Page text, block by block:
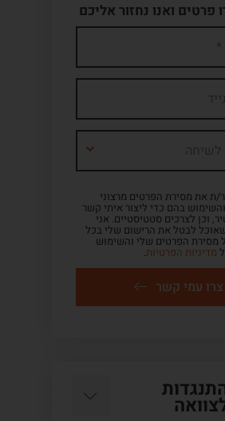
פרטים ואנו נחזור אליכם
ת את מסירת הפרטים מרצוני
בהם כדי ליצור איתי קשר
וכן לצרכים סטטיסטיים. אני
לבטל את הרישום שלי בכל
מסירת הפרטים שלי והשימוש
מדיניות הפרטיות.
צרו עמי קשר